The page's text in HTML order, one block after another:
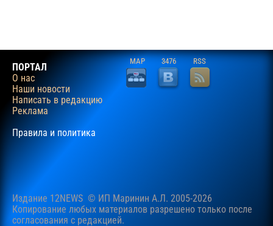
ПОРТАЛ
О нас
Наши новости
Написать в редакцию
Реклама
Правила и политика
MAP 3476 RSS
Издание 12NEWS © ИП Маринин А.Л. 2005-2026
Копирование любых материалов разрешено только после
согласования c редакцией.